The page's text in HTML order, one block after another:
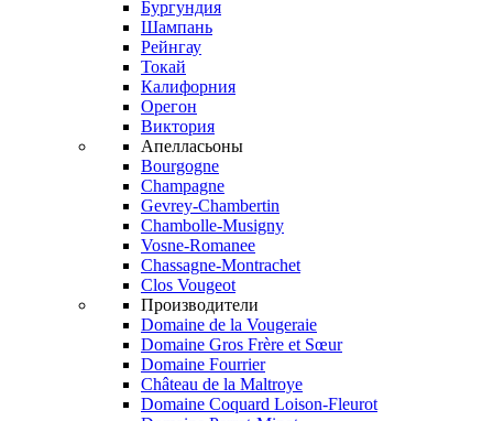
Бургундия
Шампань
Рейнгау
Токай
Калифорния
Орегон
Виктория
Апелласьоны
Bourgogne
Champagne
Gevrey-Chambertin
Chambolle-Musigny
Vosne-Romanee
Chassagne-Montrachet
Clos Vougeot
Производители
Domaine de la Vougeraie
Domaine Gros Frère et Sœur
Domaine Fourrier
Château de la Maltroye
Domaine Coquard Loison-Fleurot